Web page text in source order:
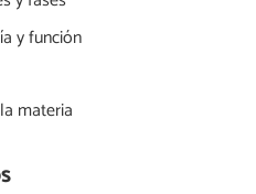
y función
materia